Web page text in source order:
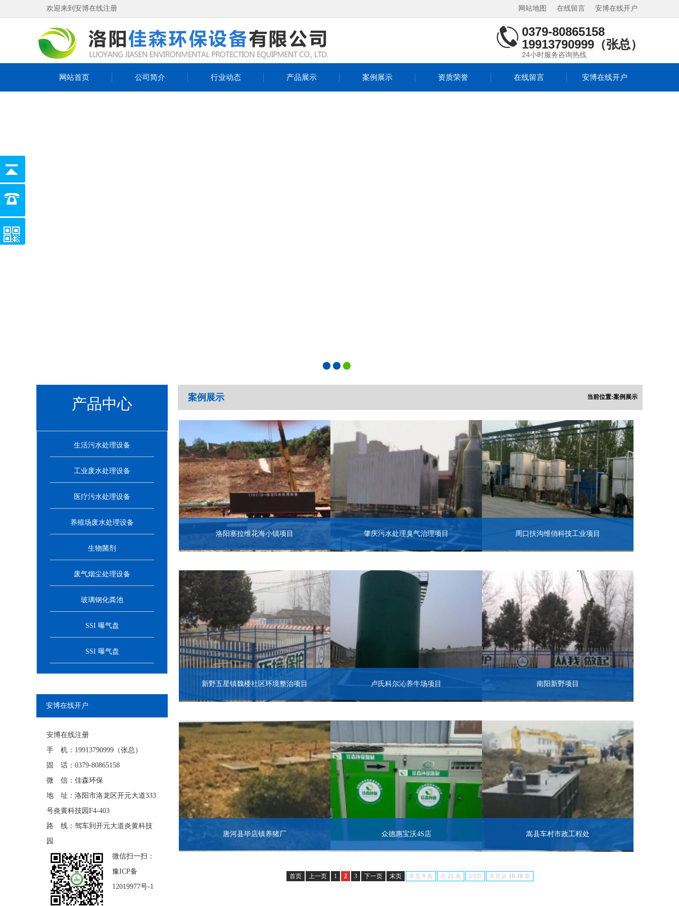
欢迎来到安博在线注册 安博在线开户
在线留言
网站地图
0379-80865158
19913790999（张总）
24小时服务咨询热线
网站首页 公司简介 行业动态 产品展示 案例展示 资质荣誉 在线留言 安博在线开户
产品中心
生活污水处理设备
工业废水处理设备
医疗污水处理设备
养殖场废水处理设备
生物菌剂
废气烟尘处理设备
玻璃钢化粪池
SSI 曝气盘
SSI 曝气盘
安博在线开户
安博在线注册
手 机：19913790999（张总）
固 话：0379-80865158
微 信：佳森环保
地 址：洛阳市洛龙区开元大道333
号炎黄科技园F4-403
路 线：驾车到开元大道炎黄科技
园
微信扫一扫：
豫ICP备
12019977号-1
案例展示 当前位置:案例展示
洛阳塞拉维花海小镇项目 肇庆污水处理臭气治理项目 周口扶沟维俏科技工业项目
新野五星镇魏楼社区环境整治项目 卢氏科尔沁养牛场项目 南阳新野项目
唐河县毕店镇养猪厂 众德惠宝沃4S店 嵩县车村市政工程处
首页 上一页 1 2 3 下一页 末页 本页 9条 共 21 条 2/3页 本页从 10-18条